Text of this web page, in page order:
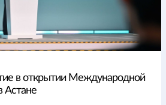
в открытии Международной